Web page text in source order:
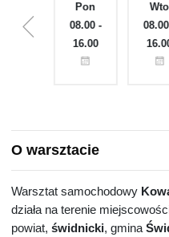
Zamknięte
Pon
08.00 -
16.00
Wto
O warsztacie
Warsztat samochodowy
działa na terenie
powiat, świdnicki, gmina